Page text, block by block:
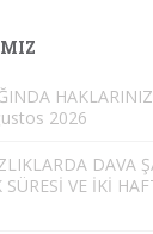
2026
DAVA
VE İKİ